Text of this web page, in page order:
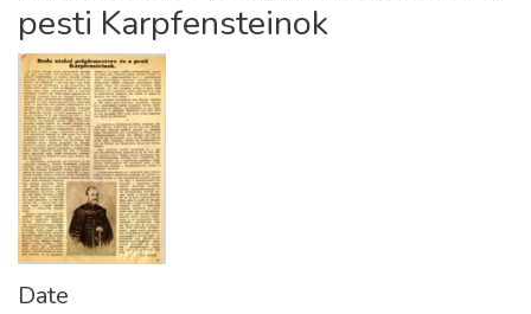
About us
pesti Karpfensteinok
Date